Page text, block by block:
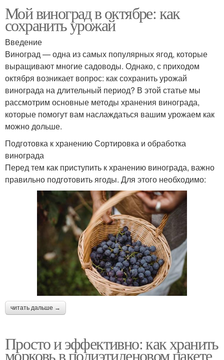
Мой виноград в октябре: как
сохранить урожай
Введение
Виноград — одна из самых популярных ягод, которые
выращивают многие садоводы. Однако, с приходом
октября возникает вопрос: как сохранить урожай
винограда на длительный период? В этой статье мы
рассмотрим основные методы хранения винограда,
которые помогут вам наслаждаться вашим урожаем как
можно дольше.
Подготовка к хранению Сортировка и обработка
винограда
Перед тем как приступить к хранению винограда, важно
правильно подготовить ягоды. Для этого необходимо:
читать дальше →
Просто и эффективно: как хранить
морковь в полиэтиленовом пакете